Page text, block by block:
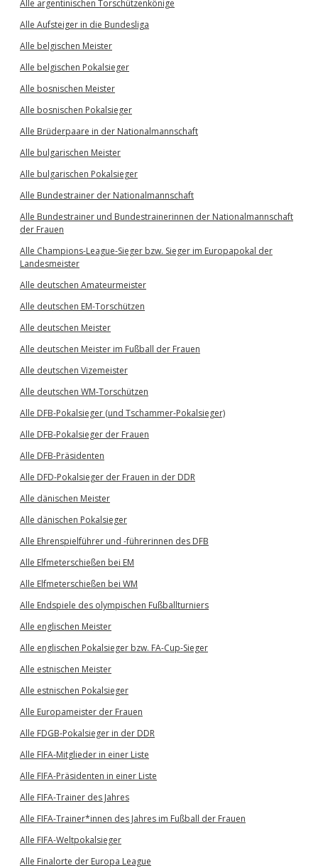
Alle argentinischen Torschützenkönige
Alle Aufsteiger in die Bundesliga
Alle belgischen Meister
Alle belgischen Pokalsieger
Alle bosnischen Meister
Alle bosnischen Pokalsieger
Alle Brüderpaare in der Nationalmannschaft
Alle bulgarischen Meister
Alle bulgarischen Pokalsieger
Alle Bundestrainer der Nationalmannschaft
Alle Bundestrainer und Bundestrainerinnen der Nationalmannschaft
der Frauen
Alle Champions-League-Sieger bzw. Sieger im Europapokal der
Landesmeister
Alle deutschen Amateurmeister
Alle deutschen EM-Torschützen
Alle deutschen Meister
Alle deutschen Meister im Fußball der Frauen
Alle deutschen Vizemeister
Alle deutschen WM-Torschützen
Alle DFB-Pokalsieger (und Tschammer-Pokalsieger)
Alle DFB-Pokalsieger der Frauen
Alle DFB-Präsidenten
Alle DFD-Pokalsieger der Frauen in der DDR
Alle dänischen Meister
Alle dänischen Pokalsieger
Alle Ehrenspielführer und -führerinnen des DFB
Alle Elfmeterschießen bei EM
Alle Elfmeterschießen bei WM
Alle Endspiele des olympischen Fußballturniers
Alle englischen Meister
Alle englischen Pokalsieger bzw. FA-Cup-Sieger
Alle estnischen Meister
Alle estnischen Pokalsieger
Alle Europameister der Frauen
Alle FDGB-Pokalsieger in der DDR
Alle FIFA-Mitglieder in einer Liste
Alle FIFA-Präsidenten in einer Liste
Alle FIFA-Trainer des Jahres
Alle FIFA-Trainer*innen des Jahres im Fußball der Frauen
Alle FIFA-Weltpokalsieger
Alle Finalorte der Europa League